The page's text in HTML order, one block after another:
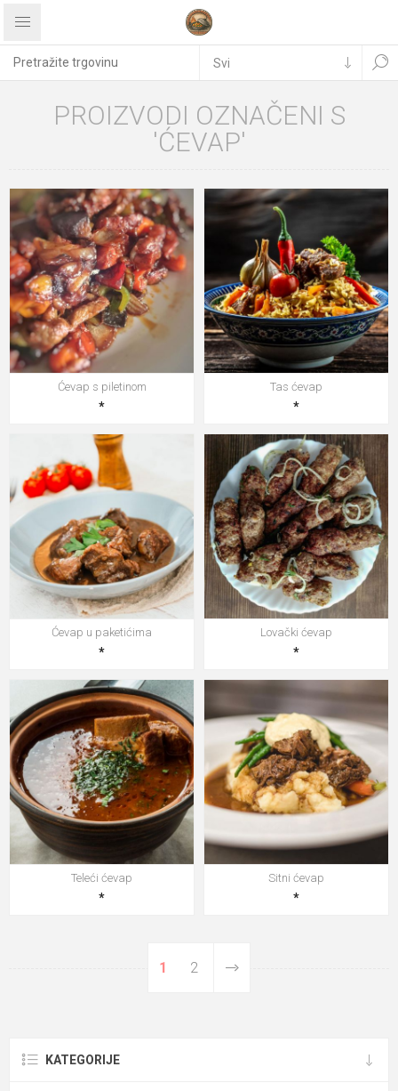
PROIZVODI OZNAČENI S
'ĆEVAP'
Ćevap s piletinom
*
Tas ćevap
*
Ćevap u paketićima
*
Lovački ćevap
*
Teleći ćevap
*
Sitni ćevap
*
1 2
KATEGORIJE